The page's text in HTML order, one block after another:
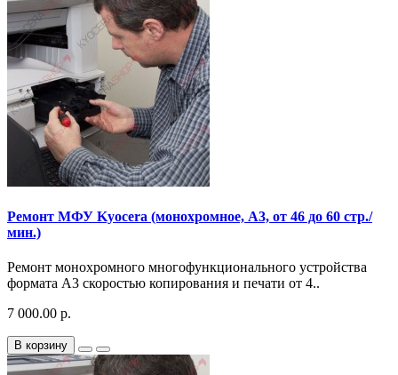
Ремонт МФУ Kyocera (монохромное, A3, от 46 до 60 стр./
мин.)
Ремонт монохромного многофункционального устройства
формата A3 скоростью копирования и печати от 4..
7 000.00 р.
В корзину